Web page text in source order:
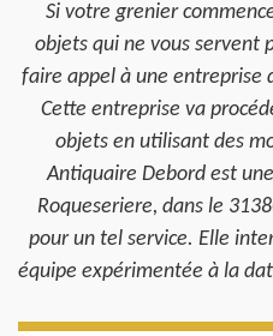
Si votre grenier
objets qui ne vous servent
faire appel à une entreprise
Cette entreprise va
objets en utilisant des
Antiquaire Debord est
Roqueseriere, dans le
pour un tel service. Elle
équipe expérimentée à la